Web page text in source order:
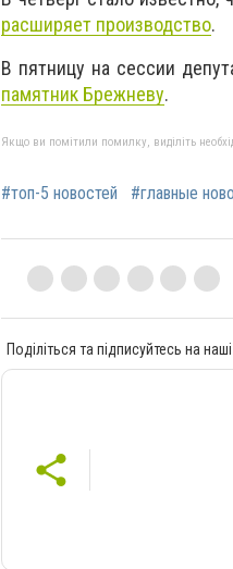
расширяет производство.
В пятницу на сессии
памятник Брежневу.
Якщо ви помітили помилку, виділіть
#топ-5 новостей #главные
Поділіться та підписуйтесь на